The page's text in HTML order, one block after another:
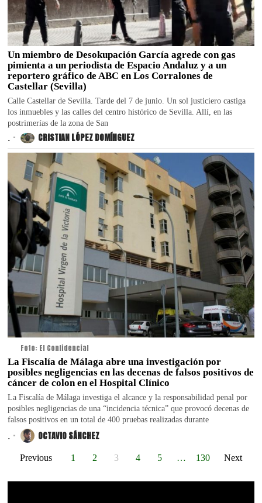
Un miembro de Desokupación García agrede con gas
pimienta a un periodista de Espacio Andaluz y a un
reportero gráfico de ABC en Los Corralones de
Castellar (Sevilla)
Calle Castellar de Sevilla. Tarde del 7 de junio. Un sol justiciero castiga
los inmuebles y las calles del centro histórico de Sevilla. Allí, en las
postrimerías de la zona de San
. CRISTIAN LÓPEZ DOMÍNGUEZ
Foto: El Confidencial
La Fiscalía de Málaga abre una investigación por
posibles negligencias en las decenas de falsos positivos de
cáncer de colon en el Hospital Clínico
La Fiscalía de Málaga investiga el alcance y la responsabilidad penal por
posibles negligencias de una “incidencia técnica” que provocó decenas de
falsos positivos en un total de 400 pruebas realizadas durante
. OCTAVIO SÁNCHEZ
Previous 1 2 3 4 5 … 130 Next